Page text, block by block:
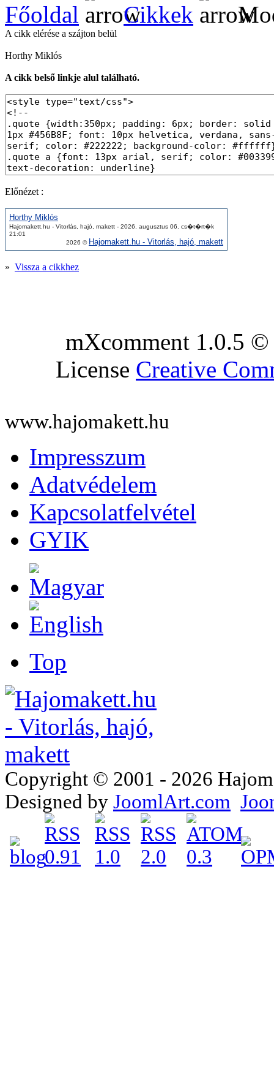
Főoldal Cikkek
A cikk elérése a szájton belül
Horthy Miklós
A cikk belső linkje alul található.
Előnézet :
Horthy Miklós
Hajomakett.hu - Vitorlás, hajó, makett - 2026. augusztus 06. cs�t�rt�k
21:01
2026 © Hajomakett.hu - Vitorlás, hajó, makett
» Vissza a cikkhez
mXcomment 1.0.5
License Creative
www.hajomakett.hu
Impresszum
Adatvédelem
Kapcsolatfelvétel
GYIK
Top
Copyright © 2001 - 2026
Designed by JoomlArt.com